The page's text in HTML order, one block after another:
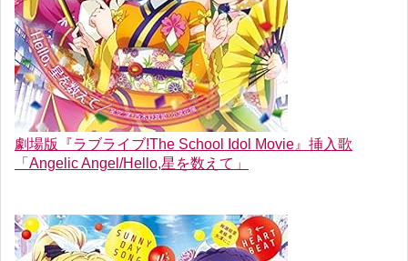
劇場版『ラブライブ!The School Idol Movie』挿入歌
「Angelic Angel/Hello,星を数えて」